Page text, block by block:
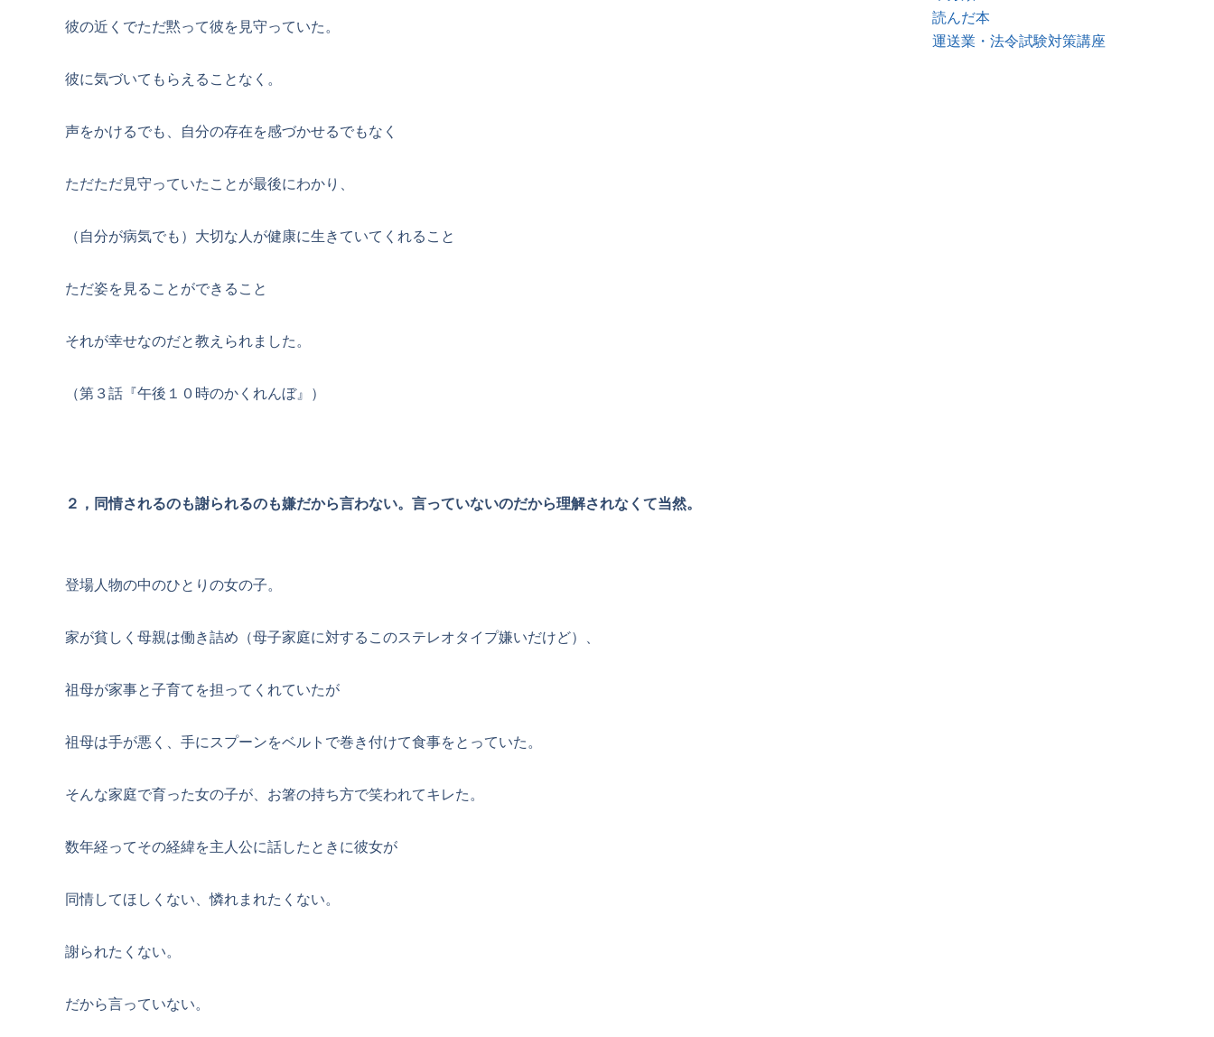
彼の近くでただ黙って彼を見守っていた。
彼に気づいてもらえることなく。
声をかけるでも、自分の存在を感づかせるでもなく
ただただ見守っていたことが最後にわかり、
（自分が病気でも）大切な人が健康に生きていてくれること
ただ姿を見ることができること
それが幸せなのだと教えられました。
（第３話『午後１０時のかくれんぼ』）
２，同情されるのも謝られるのも嫌だから言わない。言っていないのだから理解されなくて当然。
登場人物の中のひとりの女の子。
家が貧しく母親は働き詰め（母子家庭に対するこのステレオタイプ嫌いだけど）、
祖母が家事と子育てを担ってくれていたが
祖母は手が悪く、手にスプーンをベルトで巻き付けて食事をとっていた。
そんな家庭で育った女の子が、お箸の持ち方で笑われてキレた。
数年経ってその経緯を主人公に話したときに彼女が
同情してほしくない、憐れまれたくない。
謝られたくない。
だから言っていない。
読んだ本
運送業・法令試験対策講座